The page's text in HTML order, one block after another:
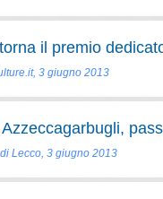
il premio
3 giugno 2013
Lecco, 3 giugno 2013